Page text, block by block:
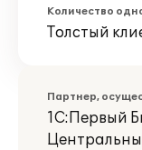
Количество
Толстый
Партнер,
1С:Первый